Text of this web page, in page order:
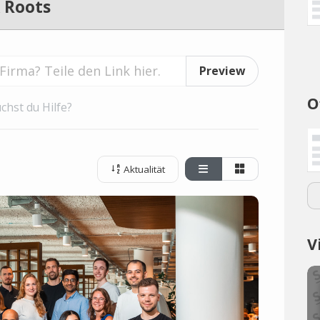
Preview
du Hilfe?
Aktualität